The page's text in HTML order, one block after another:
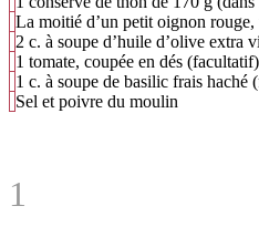
La moitié d’un petit oignon
2 c. à soupe d’huile d’olive extra
1 tomate, coupée en dés (facultatif)
1 c. à soupe de basilic frais haché
Sel et poivre du moulin
1